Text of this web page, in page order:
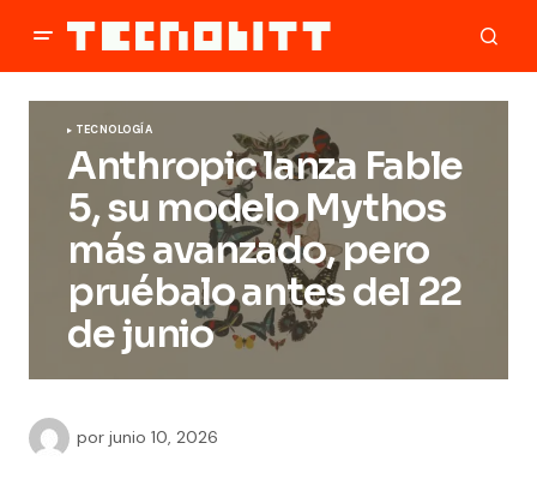
TECNOLOGÍA
Anthropic lanza Fable
5, su modelo Mythos
más avanzado, pero
pruébalo antes del 22
de junio
por junio 10, 2026